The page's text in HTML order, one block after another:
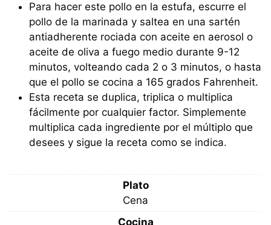
Para hacer este pollo en la estufa, escurre el
pollo de la marinada y saltea en una sartén
antiadherente rociada con aceite en aerosol o
aceite de oliva a fuego medio durante 9-12
minutos, volteando cada 2 o 3 minutos, o hasta
que el pollo se cocina a 165 grados Fahrenheit.
Esta receta se duplica, triplica o multiplica
fácilmente por cualquier factor. Simplemente
multiplica cada ingrediente por el múltiplo que
desees y sigue la receta como se indica.
Plato
Cena
Cocina